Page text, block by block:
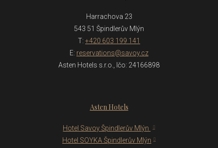
Harrachova 23
543 51 Špindlerův Mlýn
T: +420 603 199 141
E: reservations@savoy.cz
Asten Hotels s.r.o., Ičo: 24166898
Asten Hotels
Hotel Savoy Špindlerův Mlýn
Hotel SOYKA Špindlerův Mlýn